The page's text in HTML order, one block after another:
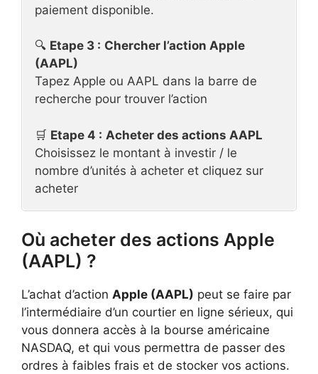
paiement disponible.
🔍 Etape 3 : Chercher l’action Apple
(AAPL)
Tapez Apple ou AAPL dans la barre de
recherche pour trouver l’action
🛒 Etape 4 : Acheter des actions AAPL
Choisissez le montant à investir / le
nombre d’unités à acheter et cliquez sur
acheter
Où acheter des actions Apple
(AAPL) ?
L’achat d’action Apple (AAPL) peut se faire par
l’intermédiaire d’un courtier en ligne sérieux, qui
vous donnera accès à la bourse américaine
NASDAQ, et qui vous permettra de passer des
ordres à faibles frais et de stocker vos actions.